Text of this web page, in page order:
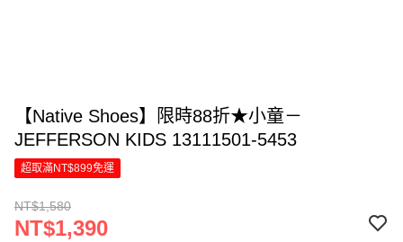
【Native Shoes】限時88折★小童－
JEFFERSON KIDS 13111501-5453
超取滿NT$899免運
NT$1,580
NT$1,390